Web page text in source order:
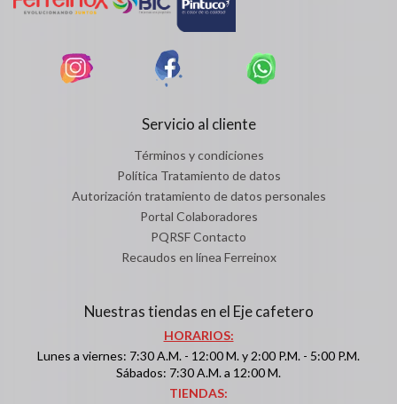
Servicio al cliente
Términos y condiciones
Política Tratamiento de datos
Autorización tratamiento de datos personales
Portal Colaboradores
PQRSF Contacto
Recaudos en línea Ferreinox
Nuestras tiendas en el Eje cafetero
HORARIOS:
Lunes a viernes: 7:30 A.M. - 12:00 M. y 2:00 P.M. - 5:00 P.M.
Sábados: 7:30 A.M. a 12:00 M.
TIENDAS: